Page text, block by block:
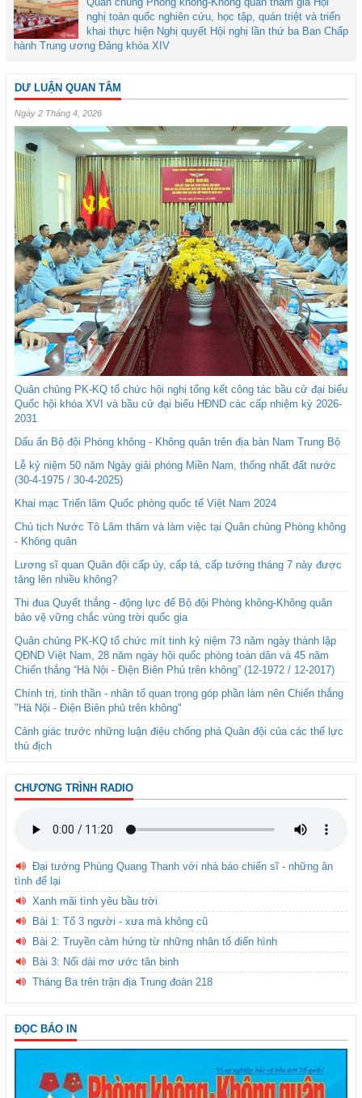
nghị toàn quốc nghiên cứu, học tập, quán triệt và triển
khai thực hiện Nghị quyết Hội nghị lần thứ ba Ban Chấp
hành Trung ương Đảng khóa XIV
DƯ LUẬN QUAN TÂM
Ngày 2 Tháng 4, 2026
Quân chủng PK-KQ tổ chức hội nghị tổng kết công tác bầu cử đại biểu
Quốc hội khóa XVI và bầu cử đại biểu HĐND các cấp nhiệm kỳ 2026-
2031
Dấu ấn Bộ đội Phòng không - Không quân trên địa bàn Nam Trung Bộ
Lễ kỷ niệm 50 năm Ngày giải phóng Miền Nam, thống nhất đất nước
(30-4-1975 / 30-4-2025)
Khai mạc Triển lãm Quốc phòng quốc tế Việt Nam 2024
Chủ tịch Nước Tô Lâm thăm và làm việc tại Quân chủng Phòng không
- Không quân
Lương sĩ quan Quân đội cấp úy, cấp tá, cấp tướng tháng 7 này được
tăng lên nhiều không?
Thi đua Quyết thắng - động lực để Bộ đội Phòng không-Không quân
bảo vệ vững chắc vùng trời quốc gia
Quân chủng PK-KQ tổ chức mít tinh kỷ niệm 73 năm ngày thành lập
QĐND Việt Nam, 28 năm ngày hội quốc phòng toàn dân và 45 năm
Chiến thắng “Hà Nội - Điện Biên Phủ trên không” (12-1972 / 12-2017)
Chính trị, tinh thần - nhân tố quan trọng góp phần làm nên Chiến thắng
"Hà Nội - Điện Biên phủ trên không"
Cảnh giác trước những luận điệu chống phá Quân đội của các thế lực
thù địch
CHƯƠNG TRÌNH RADIO
Đại tướng Phùng Quang Thanh với nhà báo chiến sĩ - những ân
tình để lại
Xanh mãi tình yêu bầu trời
Bài 1: Tổ 3 người - xưa mà không cũ
Bài 2: Truyền cảm hứng từ những nhân tố điển hình
Bài 3: Nối dài mơ ước tân binh
Tháng Ba trên trận địa Trung đoàn 218
ĐỌC BÁO IN